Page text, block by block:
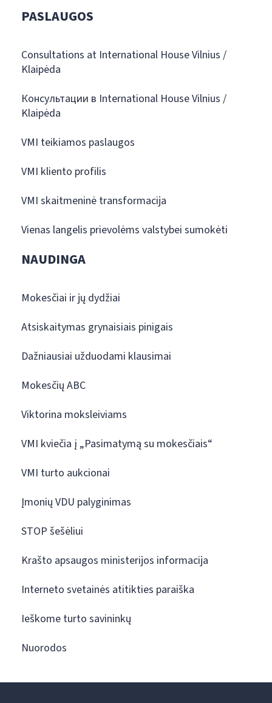
PASLAUGOS
Consultations at International House Vilnius /
Klaipėda
Консультации в International House Vilnius /
Klaipėda
VMI teikiamos paslaugos
VMI kliento profilis
VMI skaitmeninė transformacija
Vienas langelis prievolėms valstybei sumokėti
NAUDINGA
Mokesčiai ir jų dydžiai
Atsiskaitymas grynaisiais pinigais
Dažniausiai užduodami klausimai
Mokesčių ABC
Viktorina moksleiviams
VMI kviečia į „Pasimatymą su mokesčiais“
VMI turto aukcionai
Įmonių VDU palyginimas
STOP šešėliui
Krašto apsaugos ministerijos informacija
Interneto svetainės atitikties paraiška
Ieškome turto savininkų
Nuorodos